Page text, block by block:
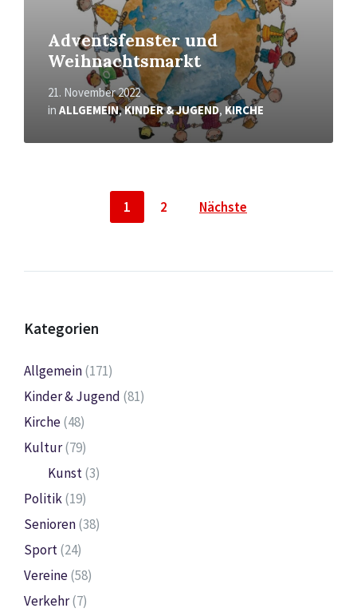
Adventsfenster und
Weihnachtsmarkt
21. November 2022
in ALLGEMEIN,KINDER & JUGEND, KIRCHE
Seitennummerierung
Beiträge
1 2 Nächste
Kategorien
Allgemein(171)
Kinder & Jugend (81)
Kirche(48)
Kultur(79)
Kunst(3)
Politik(19)
Senioren(38)
Sport(24)
Vereine(58)
Verkehr(7)